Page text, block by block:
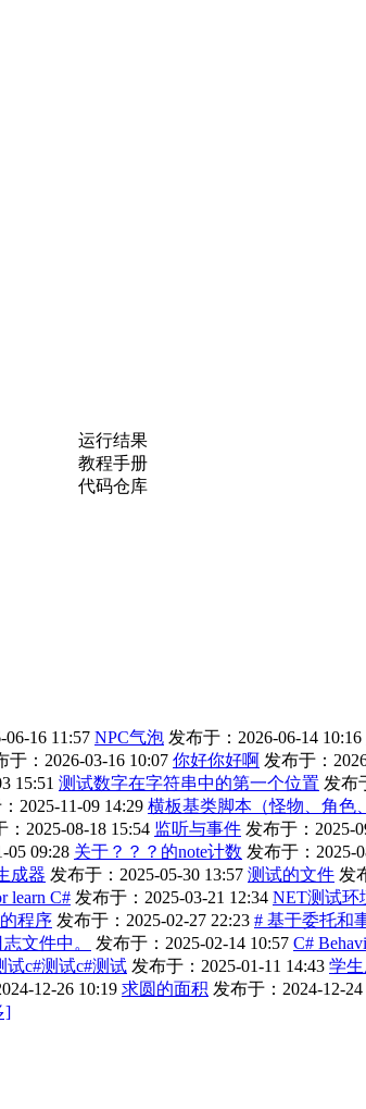
运行结果
教程手册
代码仓库
16 11:57 NPC气泡 发布于：2026-06-14 10:16
于：2026-03-16 10:07 你好你好啊 发布于：
15:51 测试数字在字符串中的第一个位置 发布
2025-11-09 14:29 横板基类脚本（怪物、角色
：2025-08-18 15:54 监听与事件 发布于：2025-
05 09:28 关于？？？的note计数 发布于：2025-
成器 发布于：2025-05-30 13:57 测试的文件 发
learn C# 发布于：2025-03-21 12:34 NET测试环
程序 发布于：2025-02-27 22:23 # 基于委托和
文件中。
发布于：2025-02-14 10:57 C#
试c#测试c#测试 发布于：2025-01-11 14:43 学
12-26 10:19 求圆的面积 发布于：2024-12-24
]